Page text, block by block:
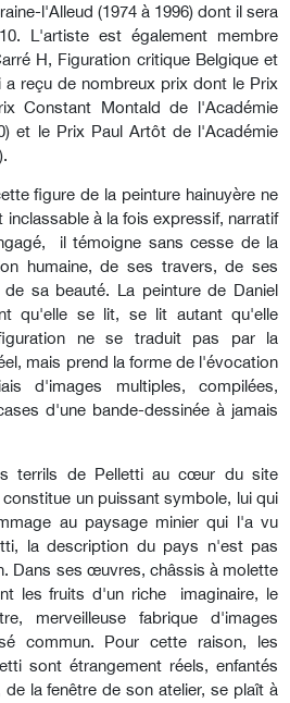
l'Alleud (1974 à 1996) dont il sera
L'artiste est également membre
H, Figuration critique Belgique et
a reçu de nombreux prix dont le Prix
Constant Montald de l'Académie
et le Prix Paul Artôt de l'Académie
figure de la peinture hainuyère ne
inclassable à la fois expressif, narratif
il témoigne sans cesse de la
humaine, de ses travers, de ses
sa beauté. La peinture de Daniel
qu'elle se lit, se lit autant qu'elle
ne se traduit pas par la
mais prend la forme de l'évocation
d'images multiples, compilées,
d'une bande-dessinée à jamais
terrils de Pelletti au cœur du site
un puissant symbole, lui qui
au paysage minier qui l'a vu
la description du pays n'est pas
Dans ses œuvres, châssis à molette
les fruits d'un riche imaginaire, le
merveilleuse fabrique d'images
commun. Pour cette raison, les
sont étrangement réels, enfantés
la fenêtre de son atelier, se plaît à